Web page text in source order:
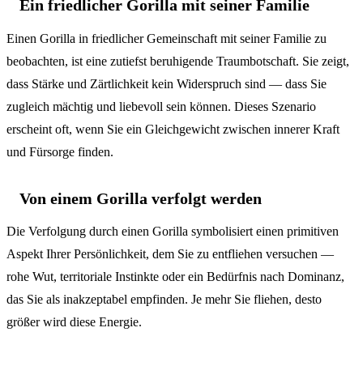
Ein friedlicher Gorilla mit seiner Familie
Einen Gorilla in friedlicher Gemeinschaft mit seiner Familie zu
beobachten, ist eine zutiefst beruhigende Traumbotschaft. Sie zeigt,
dass Stärke und Zärtlichkeit kein Widerspruch sind — dass Sie
zugleich mächtig und liebevoll sein können. Dieses Szenario
erscheint oft, wenn Sie ein Gleichgewicht zwischen innerer Kraft
und Fürsorge finden.
Von einem Gorilla verfolgt werden
Die Verfolgung durch einen Gorilla symbolisiert einen primitiven
Aspekt Ihrer Persönlichkeit, dem Sie zu entfliehen versuchen —
rohe Wut, territoriale Instinkte oder ein Bedürfnis nach Dominanz,
das Sie als inakzeptabel empfinden. Je mehr Sie fliehen, desto
größer wird diese Energie.